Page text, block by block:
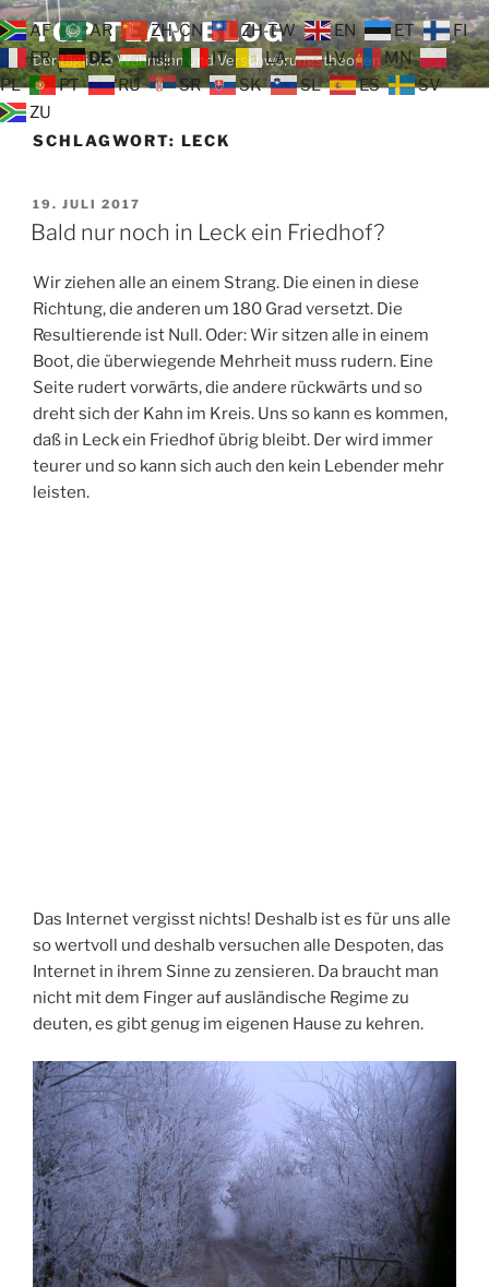
Zum
Inhalt
springen
TOP TEAM BLOG
Der tägliche Wahnsinn und Verschwörungstheorien
SCHLAGWORT: LECK
VERÖFFENTLICHT
AM
19. JULI 2017
Bald nur noch in Leck ein Friedhof?
Wir ziehen alle an einem Strang. Die einen in diese
Richtung, die anderen um 180 Grad versetzt. Die
Resultierende ist Null. Oder: Wir sitzen alle in einem
Boot, die überwiegende Mehrheit muss rudern. Eine
Seite rudert vorwärts, die andere rückwärts und so
dreht sich der Kahn im Kreis. Uns so kann es kommen,
daß in Leck ein Friedhof übrig bleibt. Der wird immer
teurer und so kann sich auch den kein Lebender mehr
leisten.
Das Internet vergisst nichts! Deshalb ist es für uns alle
so wertvoll und deshalb versuchen alle Despoten, das
Internet in ihrem Sinne zu zensieren. Da braucht man
nicht mit dem Finger auf ausländische Regime zu
deuten, es gibt genug im eigenen Hause zu kehren.
AF AR ZH-CN ZH-TW EN ET
FI
FR
DE HU IT LA LV
MN
PL
PT RU SR SK SL ES
SV
ZU